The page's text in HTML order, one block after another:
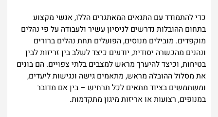
כדי להתמודד עם התנאים המאתגרים הללו, אנשי מקצוע
בתחום ההובלות נדרשים לניסיון עשיר ולעבודה על פי נהלים
מוקפדים. מובילים מנוסים, הפועלים תחת נהלים ברורים
ונהנים מהכשרה יסודית, יודעים כיצד לשלב בין זריזות לבין
בטיחות, וכיצד להיערך מראש למצבים בלתי צפויים. הם בונים
את מסלול ההובלה מראש, מתאמים גישה ונגישות ליעדים,
ומשתמשים בציוד מתאים לכל תרחיש – בין אם מדובר
במנופים, רצועות או אריזות מיגון מתקדמות.